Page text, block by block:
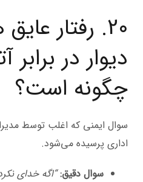
20. رفتار
دیوار در
چگونه است؟
سوال ایمنی که اغلب توسط
اداری پرسیده می‌شود.
سوال دقیق: “اگه خدای